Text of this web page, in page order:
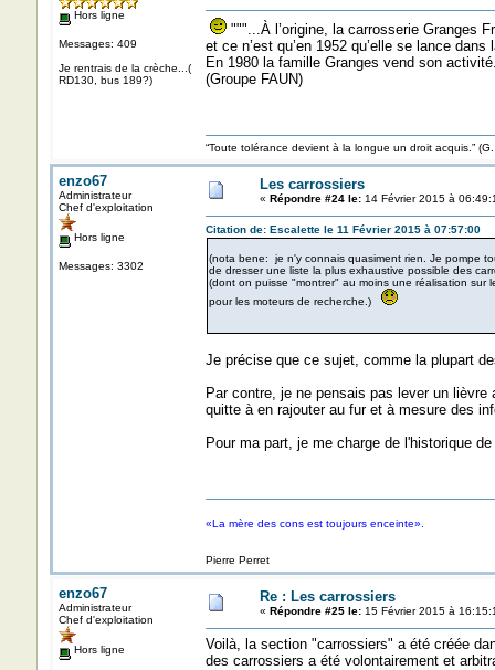
Hors ligne
Messages: 409
Je rentrais de la crèche...(
RD130, bus 189?)
"""...À l’origine, la carrosserie Granges
et ce n’est qu’en 1952 qu’elle se lance
En 1980 la famille Granges vend son
(Groupe FAUN)
“Toute tolérance devient à la longue un droit acquis.”
enzo67
Administrateur
Chef d'exploitation
Hors ligne
Messages: 3302
Les carrossiers
« Répondre #24 le:14 Février 2015 à
Citation de: Escalette le 11 Février 2015 à 07:57:00
(nota bene: je n'y connais quasiment rien. Je pompe
de dresser une liste la plus exhaustive possible des
(dont on puisse "montrer" au moins une réalisation
pour les moteurs de recherche.)
Je précise que ce sujet, comme la plupart
Par contre, je ne pensais pas lever un
quitte à en rajouter au fur et à mesure des
Pour ma part, je me charge de l'historique
«La mère des cons est toujours enceinte».
Pierre Perret
enzo67
Administrateur
Chef d'exploitation
Hors ligne
Re : Les carrossiers
« Répondre #25 le:15 Février 2015 à
Voilà, la section "carrossiers" a été créée
des carrossiers a été volontairement et